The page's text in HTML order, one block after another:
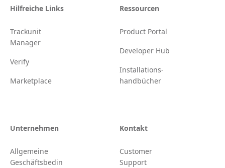
Hilfreiche Links
Trackunit
Manager
Verify
Marketplace
Ressourcen
Product Portal
Developer Hub
Installations-
handbücher
Unternehmen
Allgemeine
Geschäftsbedin
Kontakt
Customer
Support